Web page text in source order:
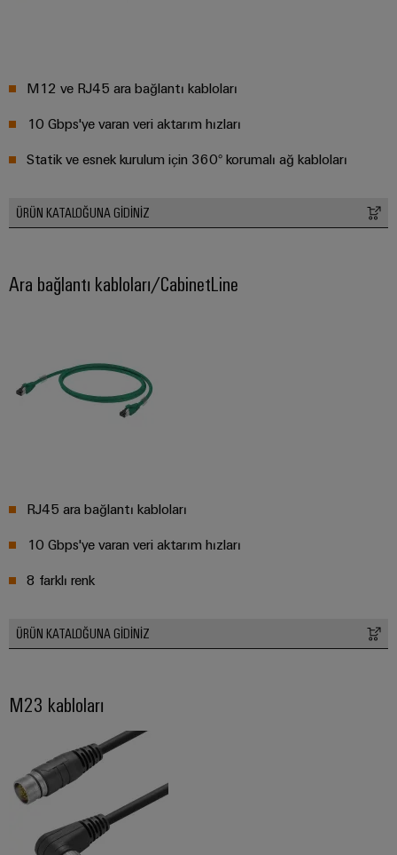
M12 ve RJ45 ara bağlantı kabloları
10 Gbps'ye varan veri aktarım hızları
Statik ve esnek kurulum için 360° korumalı ağ kabloları
ÜRÜN KATALOĞUNA GIDINIZ
Ara bağlantı kabloları/CabinetLine
RJ45 ara bağlantı kabloları
10 Gbps'ye varan veri aktarım hızları
8 farklı renk
ÜRÜN KATALOĞUNA GIDINIZ
M23 kabloları